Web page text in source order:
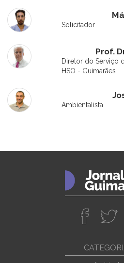
Solicitador
Prof.
Diretor do Serviço
HSO - Guimarães
Ambientalista